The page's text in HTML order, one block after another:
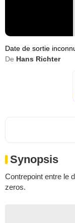
Date de sortie
De Hans Richter
Synopsis
Contrepoint entre le
zeros.